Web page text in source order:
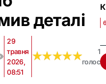
деталі
29
травня
2026,
08:51
★★★★★
★★★★★
1
голос